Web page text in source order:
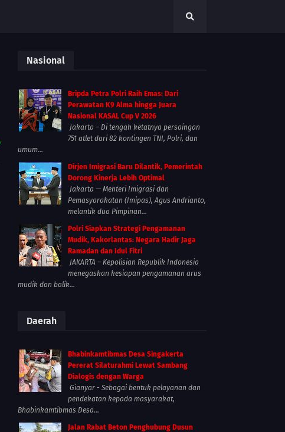
Nasional
Bripda Petra Polri Raih Emas: Dari
Perawatan K9 Alma hingga Juara
Nasional KASAL Cup V 2026
Jakarta – Di tengah ketatnya persaingan
751 atlet dari 82 kontingen TNI, Polri, dan
umum...
Dirjen Imigrasi Baru Dilantik, Pemerintah
Dorong Kinerja Lebih Optimal
Jakarta — Menteri Imigrasi dan
Pemasyarakatan (Imipas), Agus Andrianto,
melantik dua Pimpinan...
Polri Siapkan Strategi Pengamanan
Mudik, Kakorlantas: Negara Hadir Jaga
Ramadan dan Idul Fitri
JAKARTA – Kepolisian Republik Indonesia
menegaskan kesiapan pengamanan arus
mudik dan balik...
Daerah
Bhabinkamtibmas Desa Singakerta
Pererat Silaturahmi Lewat Sambang
Dialogis dengan Warga
Gianyar - Sebagai bentuk pelayanan dan
pendekatan kepada masyarakat,
Bhabinkamtibmas Desa...
Jalan Rabat Beton Penghubung Dusun